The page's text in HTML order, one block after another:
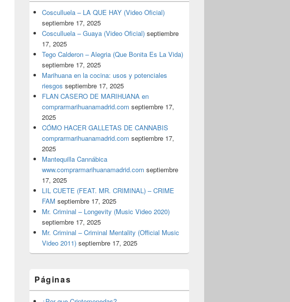
Cosculluela – LA QUE HAY (Video Oficial)
septiembre 17, 2025
Cosculluela – Guaya (Video Oficial) septiembre
17, 2025
Tego Calderon – Alegria (Que Bonita Es La Vida)
septiembre 17, 2025
Marihuana en la cocina: usos y potenciales
riesgos septiembre 17, 2025
FLAN CASERO DE MARIHUANA en
comprarmarihuanamadrid.com septiembre 17,
2025
CÓMO HACER GALLETAS DE CANNABIS
comprarmarihuanamadrid.com septiembre 17,
2025
Mantequilla Cannábica
www.comprarmarihuanamadrid.com septiembre
17, 2025
LIL CUETE (FEAT. MR. CRIMINAL) – CRIME
FAM septiembre 17, 2025
Mr. Criminal – Longevity (Music Video 2020)
septiembre 17, 2025
Mr. Criminal – Criminal Mentality (Official Music
Video 2011) septiembre 17, 2025
Páginas